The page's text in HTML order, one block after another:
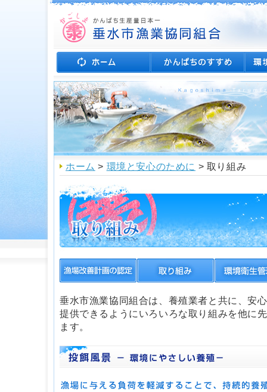
ホーム > 環境と安心のために > 取り組み
垂水市漁業協同組合は、養殖業者と共に、安
提供できるようにいろいろな取り組みを他に
ます。